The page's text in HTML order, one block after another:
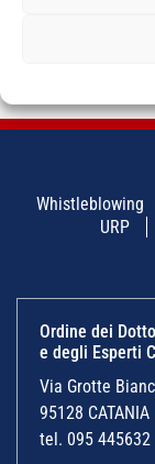
Whistleblowing
URP
Ordine dei
e degli Esperti
Via Grotte
95128 CATANIA
tel. 095